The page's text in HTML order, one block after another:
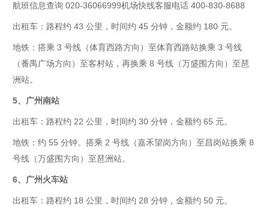
航班信息查询 020-36066999机场快线客服电话400-830-8688
出租车：路程约 43 公里，时间约 45 分钟，金额约 180 元。
地铁：搭乘 3 号线（体育西路方向）至体育西路站换乘 3 号线
（番禺广场方向）至客村站，再换乘 8 号线（万盛围方向）至琶
洲站。
5、广州南站
出租车：路程约 22 公里，时间约 30 分钟，金额约 65 元。
地铁：约 55 分钟。搭乘 2 号线（嘉禾望岗方向）至昌岗站换乘 8
号线（万盛围方向）至琶洲站。
6、广州火车站
出租车：路程约 18 公里，时间约 28 分钟，金额约 50 元。